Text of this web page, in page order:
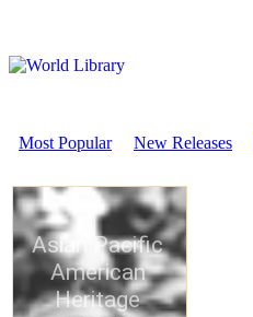
Most Popular New Releases